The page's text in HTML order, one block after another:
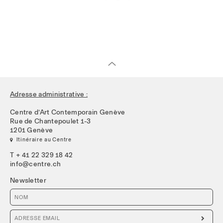
Adresse administrative :
Centre d’Art Contemporain Genève
Rue de Chantepoulet 1-3
1201 Genève
 Itinéraire au Centre
T + 41 22 329 18 42
info@centre.ch
Newsletter
